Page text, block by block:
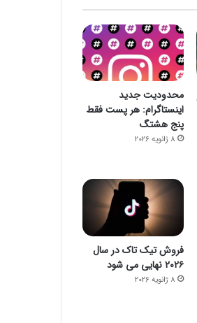
محدودیت جدید
اینستاگرام: هر پست فقط
پنج هشتگ
8 ژانویه 2026
فروش تیک تاک در سال
۲۰۲۶ نهایی می شود
8 ژانویه 2026